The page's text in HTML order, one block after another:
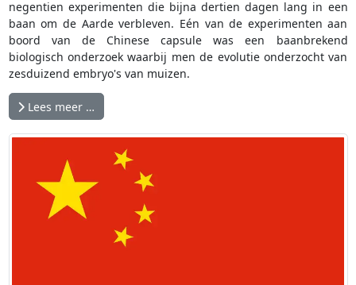
negentien experimenten die bijna dertien dagen lang in een
baan om de Aarde verbleven. Eén van de experimenten aan
boord van de Chinese capsule was een baanbrekend
biologisch onderzoek waarbij men de evolutie onderzocht van
zesduizend embryo's van muizen.
Lees meer …